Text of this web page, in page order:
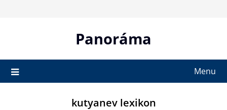
Panoráma
Menu
kutyanev lexikon